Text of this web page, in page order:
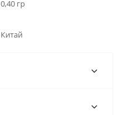
0,40 гр
Китай